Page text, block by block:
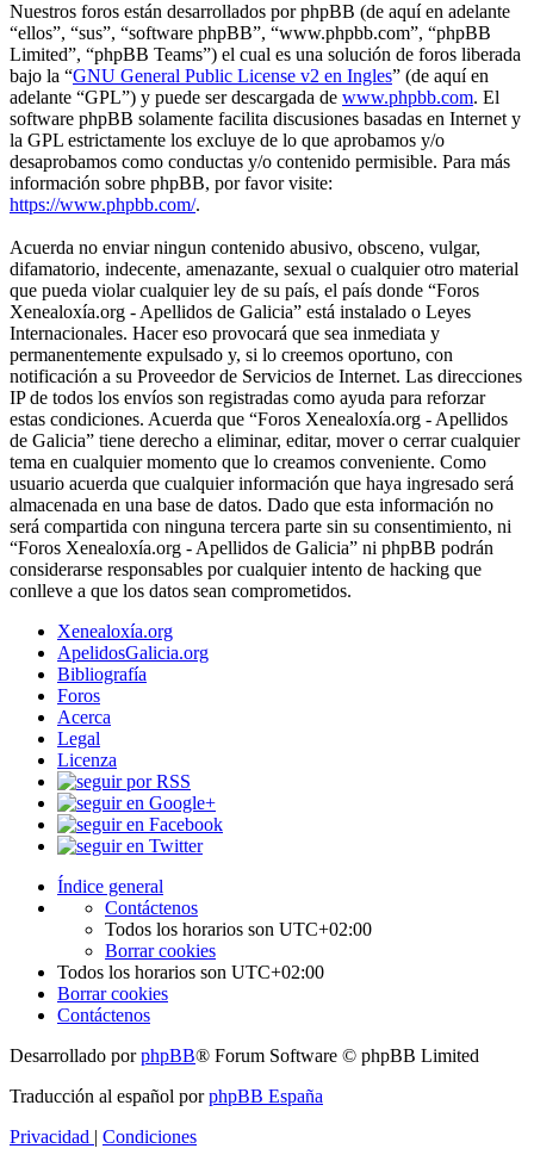
Nuestros foros están desarrollados por phpBB (de aquí en adelante
“ellos”, “sus”, “software phpBB”, “www.phpbb.com”, “phpBB
Limited”, “phpBB Teams”) el cual es una solución de foros liberada
bajo la “GNU General Public License v2 en Ingles” (de aquí en
adelante “GPL”) y puede ser descargada de www.phpbb.com. El
software phpBB solamente facilita discusiones basadas en Internet y
la GPL estrictamente los excluye de lo que aprobamos y/o
desaprobamos como conductas y/o contenido permisible. Para más
información sobre phpBB, por favor visite:
https://www.phpbb.com/.
Acuerda no enviar ningun contenido abusivo, obsceno, vulgar,
difamatorio, indecente, amenazante, sexual o cualquier otro material
que pueda violar cualquier ley de su país, el país donde “Foros
Xenealoxía.org - Apellidos de Galicia” está instalado o Leyes
Internacionales. Hacer eso provocará que sea inmediata y
permanentemente expulsado y, si lo creemos oportuno, con
notificación a su Proveedor de Servicios de Internet. Las direcciones
IP de todos los envíos son registradas como ayuda para reforzar
estas condiciones. Acuerda que “Foros Xenealoxía.org - Apellidos
de Galicia” tiene derecho a eliminar, editar, mover o cerrar cualquier
tema en cualquier momento que lo creamos conveniente. Como
usuario acuerda que cualquier información que haya ingresado será
almacenada en una base de datos. Dado que esta información no
será compartida con ninguna tercera parte sin su consentimiento, ni
“Foros Xenealoxía.org - Apellidos de Galicia” ni phpBB podrán
considerarse responsables por cualquier intento de hacking que
conlleve a que los datos sean comprometidos.
Xenealoxía.org
ApelidosGalicia.org
Bibliografía
Foros
Acerca
Legal
Licenza
Índice general
Contáctenos
Todos los horarios son UTC+02:00
Borrar cookies
Todos los horarios son UTC+02:00
Borrar cookies
Contáctenos
Desarrollado porphpBB® Forum Software © phpBB Limited
Traducción al español porphpBB España
Privacidad | Condiciones